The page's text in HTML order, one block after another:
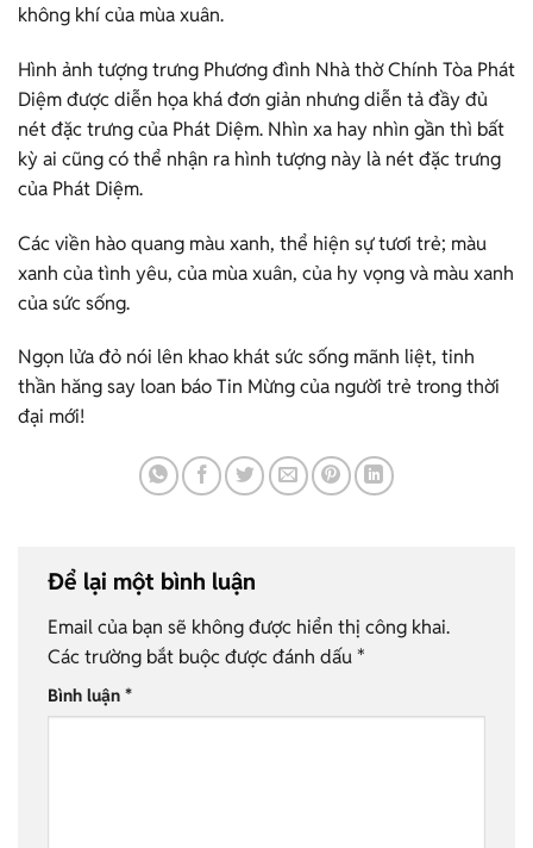
không khí của mùa xuân.
Hình ảnh tượng trưng Phương đình Nhà thờ Chính Tòa Phát
Diệm được diễn họa khá đơn giản nhưng diễn tả đầy đủ
nét đặc trưng của Phát Diệm. Nhìn xa hay nhìn gần thì bất
kỳ ai cũng có thể nhận ra hình tượng này là nét đặc trưng
của Phát Diệm.
Các viền hào quang màu xanh, thể hiện sự tươi trẻ; màu
xanh của tình yêu, của mùa xuân, của hy vọng và màu xanh
của sức sống.
Ngọn lửa đỏ nói lên khao khát sức sống mãnh liệt, tinh
thần hăng say loan báo Tin Mừng của người trẻ trong thời
đại mới!
Để lại một bình luận
Email của bạn sẽ không được hiển thị công khai.
Các trường bắt buộc được đánh dấu*
Bình luận *